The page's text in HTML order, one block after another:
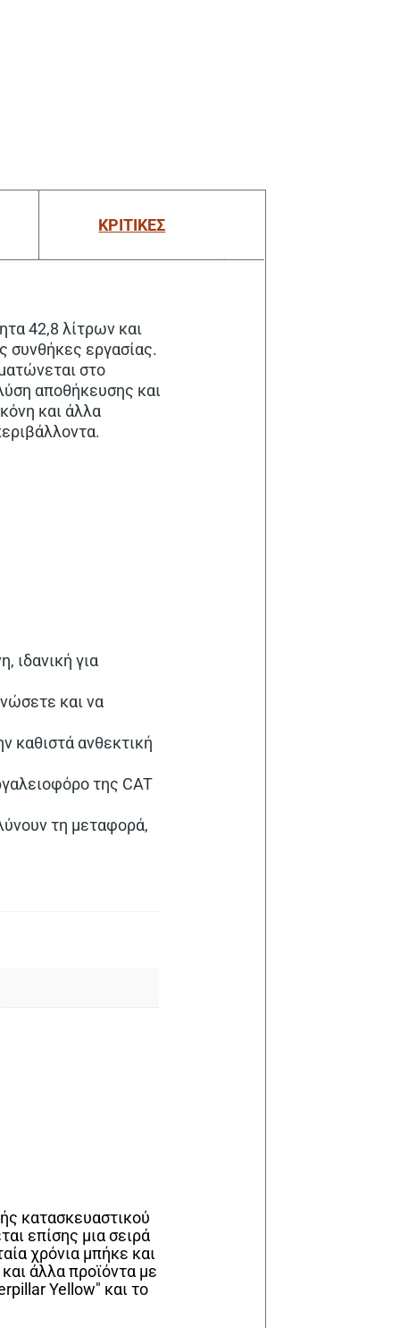
ΚΡΙΤΙΚΕΣ
42,8 λίτρων και
συνθήκες εργασίας.
στο
αποθήκευσης και
και άλλα
ιδανική για
και να
καθιστά ανθεκτική
της CAT
τη μεταφορά,
κατασκευαστικού
επίσης μια σειρά
χρόνια μπήκε και
άλλα προϊόντα με
Yellow" και το